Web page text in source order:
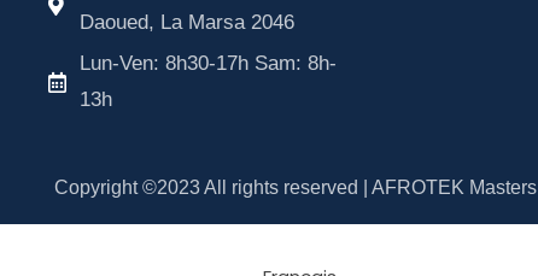
Daoued, La Marsa 2046
Lun-Ven: 8h30-17h Sam: 8h-
13h
Copyright ©2023 All rights reserved | AFROTEK Masters